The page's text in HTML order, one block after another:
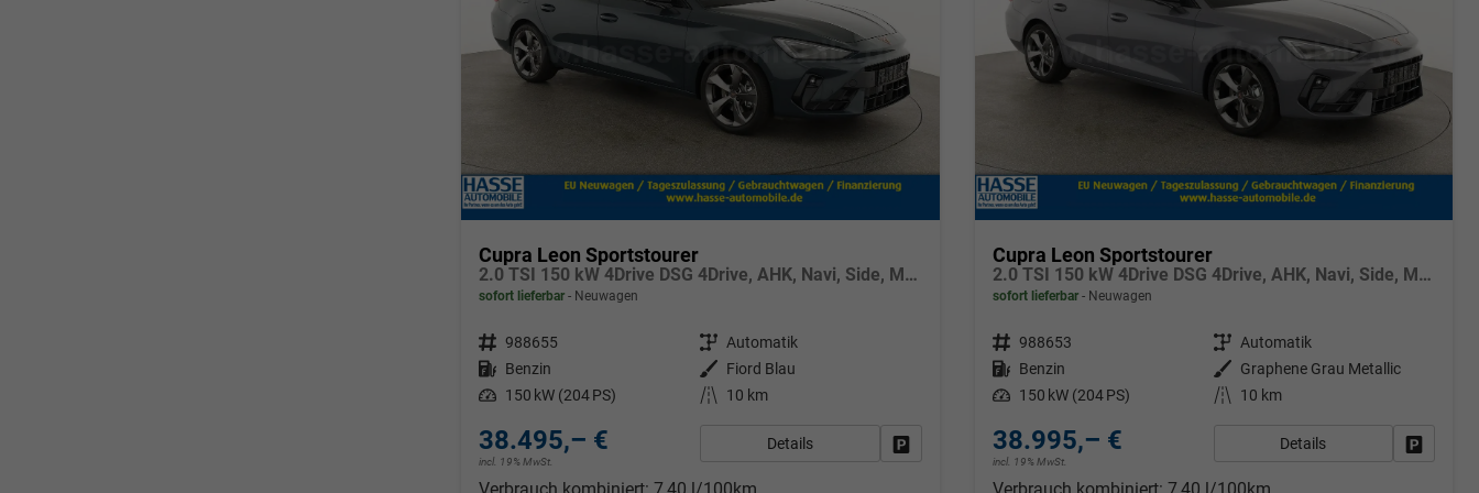
Cupra Leon Sportstourer
2.0 TSI 150 kW 4Drive DSG 4Drive, AHK, Navi, Side, Matrix, el. Klappe, 18-Zoll, 5 J.-Garantie
sofort lieferbar Neuwagen
Fahrzeugnr. 988655 Getriebe Automatik
Kraftstoff Benzin Außenfarbe
Fiord Blau
Leistung 150 kW (204 PS) Kilometerstand 10 km
38.495,– €
incl. 19% MwSt.
Details Fahrzeug parken
Cupra Leon Sportstourer
2.0 TSI 150 kW 4Drive DSG 4Drive, AHK, Navi, Side, Matrix, el. Klappe, 18-Zoll, 5 J.-Garantie
sofort lieferbar Neuwagen
Fahrzeugnr. 988653 Getriebe Automatik
Kraftstoff Benzin Außenfarbe
Graphene Grau Metallic
Leistung 150 kW (204 PS) Kilometerstand 10 km
38.995,– €
incl. 19% MwSt.
Details